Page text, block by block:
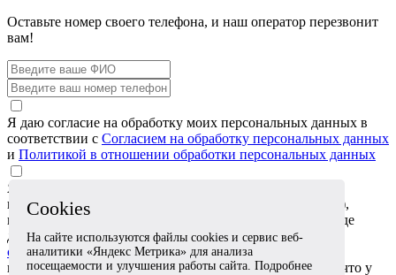
Оставьте номер своего телефона, и наш оператор перезвонит
вам!
Я даю согласие на обработку моих персональных данных в
соответствии с Согласием на обработку персональных данных
и Политикой в отношении обработки персональных данных
Я даю согласие на обработку специальных категорий
персональных данных (сведений о состоянии здоровья),
которые я сообщаю в обращении или прикрепляю в виде
документов, в соответствии с Согласием на обработку
специальных категорий персональных данных
подтверждаю, что эти сведения относятся ко мне либо что у
Cookies
На сайте используются файлы cookies и сервис веб-
аналитики «Яндекс Метрика» для анализа
посещаемости и улучшения работы сайта. Подробнее